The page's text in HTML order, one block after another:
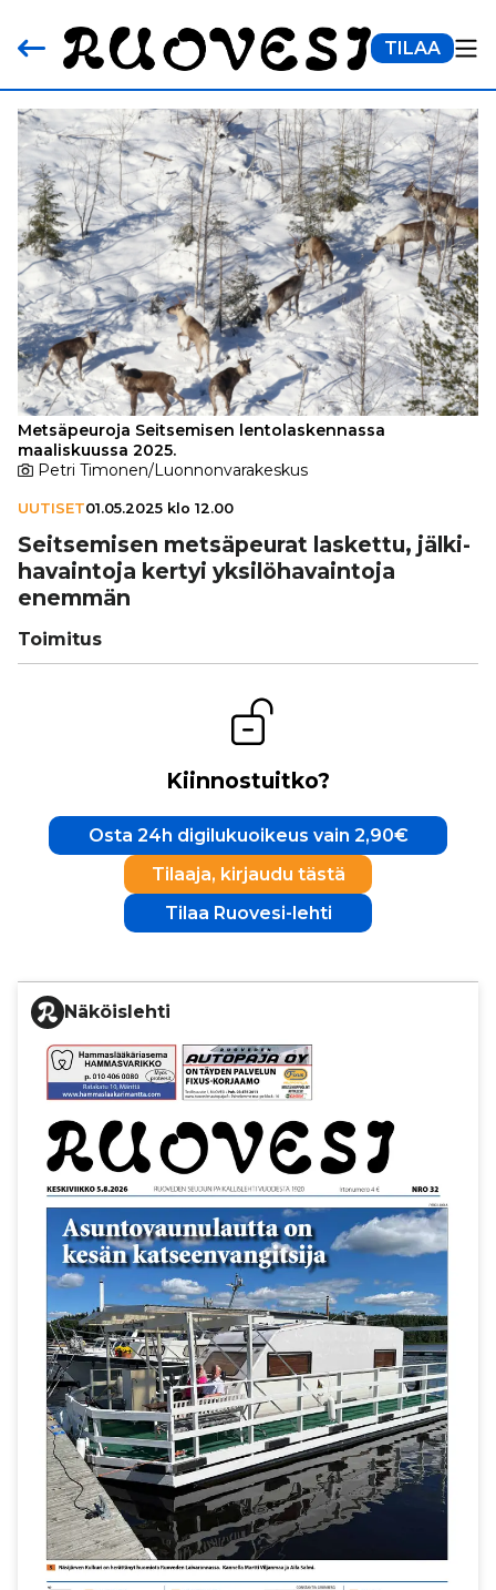
TILAA
Metsäpeuroja Seitsemisen lentolaskennassa
maaliskuussa 2025.
Petri Timonen/Luonnonvarakeskus
UUTISET01.05.2025 klo 12.00
Seit­se­mi­sen met­sä­peu­rat laskettu, jäl­ki­
ha­vain­toja kertyi yksi­lö­ha­vain­toja
enemmän
Toimitus
Kiinnostuitko?
Osta 24h digilukuoikeus vain 2,90€
Tilaaja, kirjaudu tästä
Tilaa Ruovesi-lehti
Näköislehti